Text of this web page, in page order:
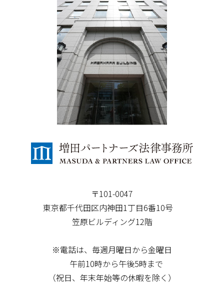
〒101-0047
東京都千代田区内神田1丁目6番10号
笠原ビルディング12階
※電話は、毎週月曜日から金曜日
午前10時から午後5時まで
（祝日、年末年始等の休暇を除く）